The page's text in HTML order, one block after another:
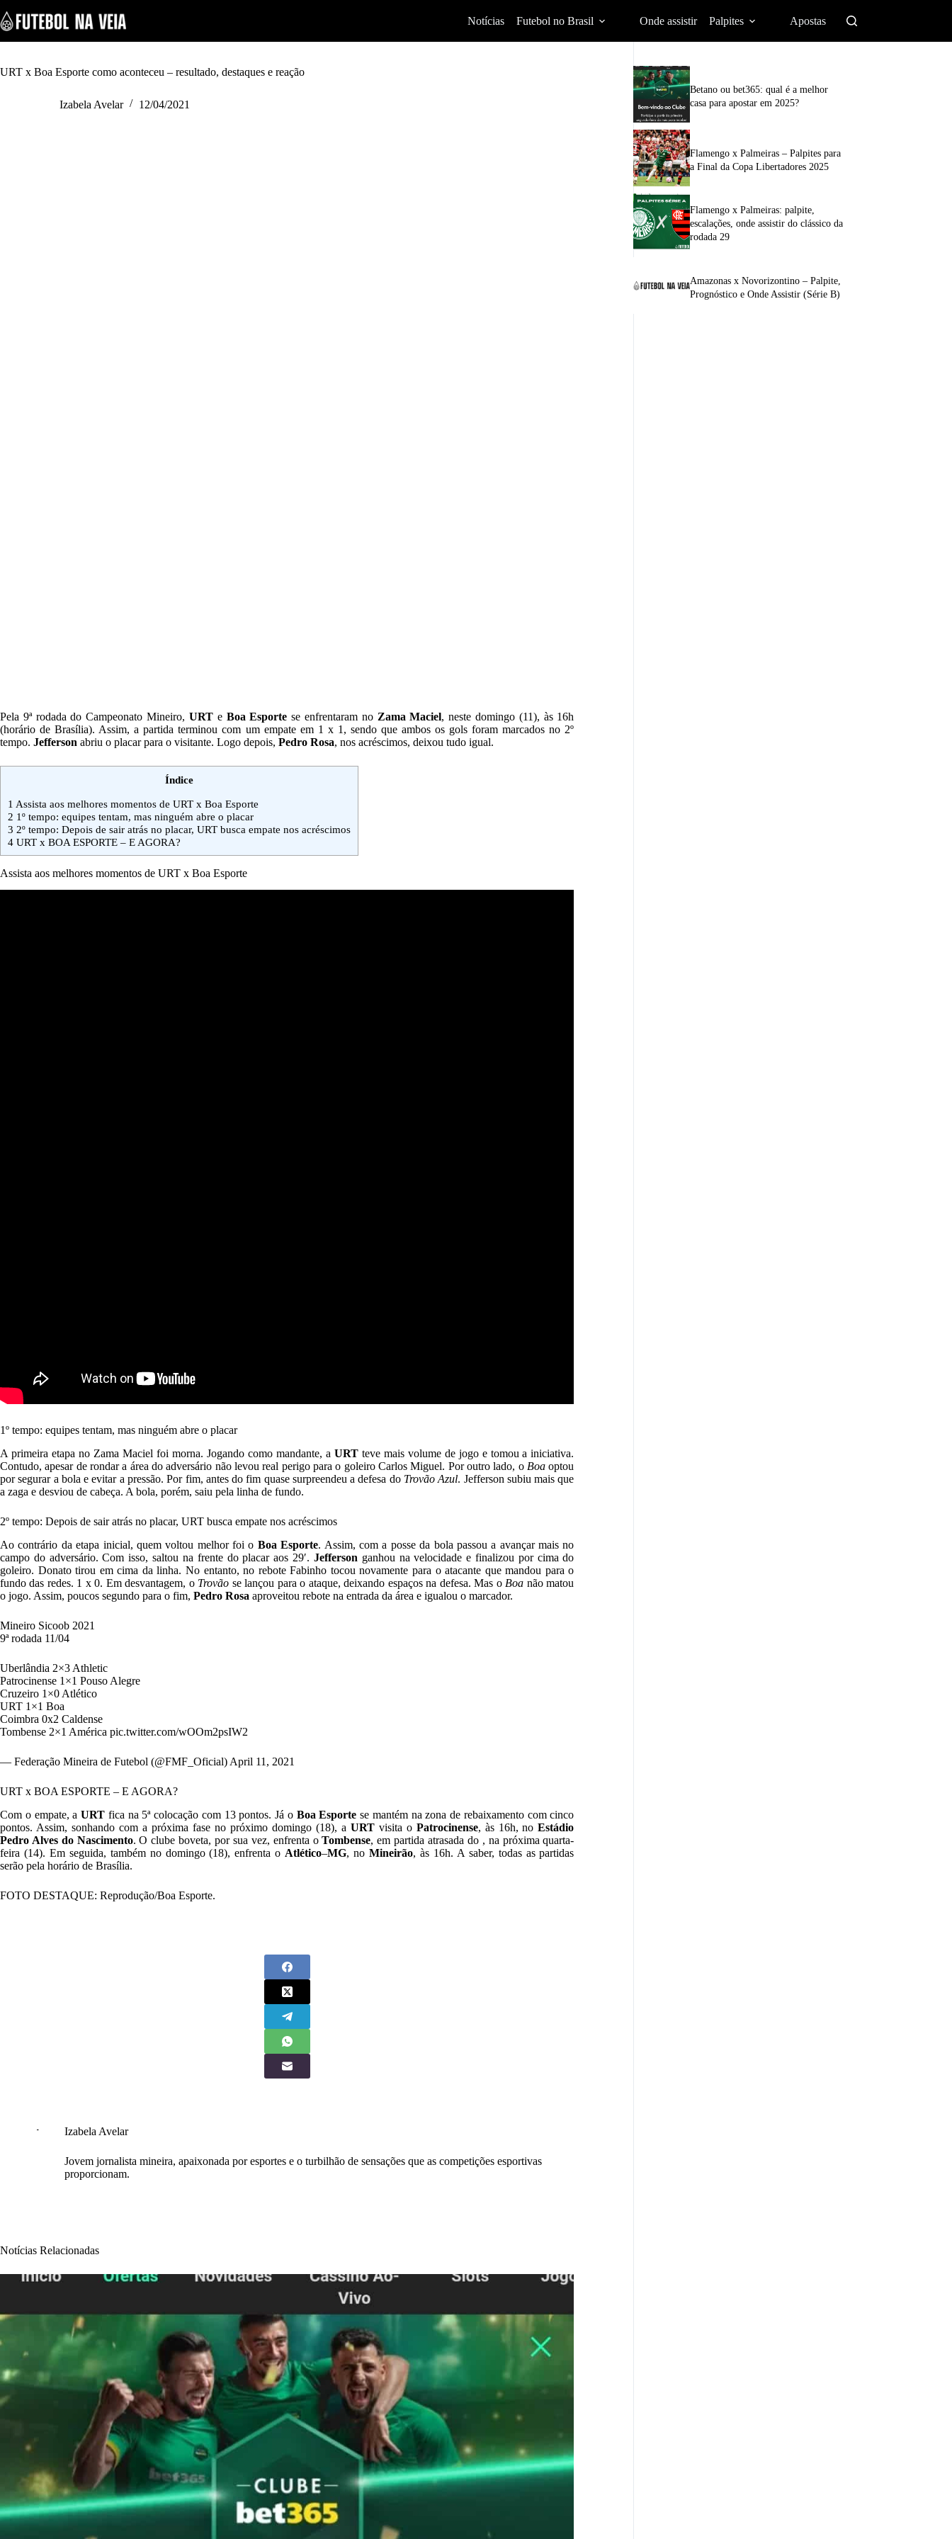
k
i
p
o
Notícias Futebol no Brasil Onde assistir Palpites Apostas
URT x Boa Esporte como aconteceu – resultado, destaques e reação
Izabela Avelar 12/04/2021
Pela 9ª rodada do Campeonato Mineiro, URTe Boa Esporte se enfrentaram no Zama Maciel, neste domingo (11), às 16h
(horário de Brasília). Assim, a partida terminou com um empate em 1 x 1, sendo que ambos os gols foram marcados no 2º
tempo. Jefferson abriu o placar para o visitante. Logo depois, Pedro Rosa, nos acréscimos, deixou tudo igual.
Índice
1 Assista aos melhores momentos de URT x Boa Esporte
2 1º tempo: equipes tentam, mas ninguém abre o placar
3 2º tempo: Depois de sair atrás no placar, URT busca empate nos acréscimos
4 URT x BOA ESPORTE – E AGORA?
Assista aos melhores momentos de URT x Boa Esporte
1º tempo: equipes tentam, mas ninguém abre o placar
A primeira etapa no Zama Maciel foi morna. Jogando como mandante, a URTteve mais volume de jogo e tomou a iniciativa.
Contudo, apesar de rondar a área do adversário não levou real perigo para o goleiro Carlos Miguel. Por outro lado, o Boa optou
por segurar a bola e evitar a pressão. Por fim, antes do fim quase surpreendeu a defesa do Trovão Azul. Jefferson subiu mais que
a zaga e desviou de cabeça. A bola, porém, saiu pela linha de fundo.
2º tempo: Depois de sair atrás no placar, URT busca empate nos acréscimos
Ao contrário da etapa inicial, quem voltou melhor foi o Boa Esporte. Assim, com a posse da bola passou a avançar mais no
campo do adversário. Com isso, saltou na frente do placar aos 29′. Jefferson ganhou na velocidade e finalizou por cima do
goleiro. Donato tirou em cima da linha. No entanto, no rebote Fabinho tocou novamente para o atacante que mandou para o
fundo das redes. 1 x 0. Em desvantagem, o Trovão se lançou para o ataque, deixando espaços na defesa. Mas o Boa não matou
o jogo. Assim, poucos segundo para o fim, Pedro Rosa aproveitou rebote na entrada da área e igualou o marcador.
Mineiro Sicoob 2021
9ª rodada 11/04
Uberlândia 2×3 Athletic
Patrocinense 1×1 Pouso Alegre
Cruzeiro 1×0 Atlético
URT 1×1 Boa
Coimbra 0x2 Caldense
Tombense 2×1 América pic.twitter.com/wOOm2psIW2
— Federação Mineira de Futebol (@FMF_Oficial) April 11, 2021
URT x BOA ESPORTE – E AGORA?
Com o empate, aURT fica na 5ª colocação com 13 pontos. Já o Boa Esporte se mantém na zona de rebaixamento com cinco
pontos. Assim, sonhando com a próxima fase no próximo domingo (18), a URTvisita o Patrocinense, às 16h, noEstádio
Pedro Alves do Nascimento. O clube boveta, por sua vez, enfrenta oTombense, em partida atrasada do , na próxima quarta-
feira (14). Em seguida, também no domingo (18), enfrenta o Atlético–MG, noMineirão, às 16h. A saber, todas as partidas
serão pela horário de Brasília.
FOTO DESTAQUE: Reprodução/Boa Esporte.
Izabela Avelar
Jovem jornalista mineira, apaixonada por esportes e o turbilhão de sensações que as competições esportivas
proporcionam.
Notícias Relacionadas
Betano ou bet365: qual é a melhor
casa para apostar em 2025?
Flamengo x Palmeiras – Palpites para
a Final da Copa Libertadores 2025
Flamengo x Palmeiras: palpite,
escalações, onde assistir do clássico da
rodada 29
Amazonas x Novorizontino – Palpite,
Prognóstico e Onde Assistir (Série B)